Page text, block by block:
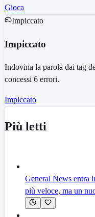
Gioca
Impiccato
Impiccato
Indovina la parola dai tag
concessi 6 errori.
Impiccato
Più letti
General News entra
più veloce, ma un